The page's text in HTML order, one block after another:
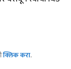
क्लिक करा.